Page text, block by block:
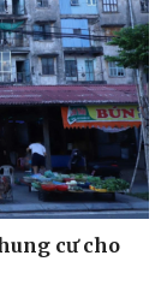
đình
cư cho